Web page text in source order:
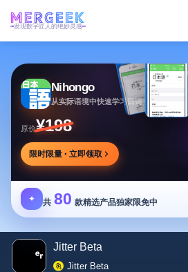
发现数字匠人的绝妙灵感
Nihongo
从实际语境中快速学习日语
原价¥198
限时限量 · 立即领取
✦ 共 80 款精选产品独家限免中
Jitter Beta
Jitter Beta